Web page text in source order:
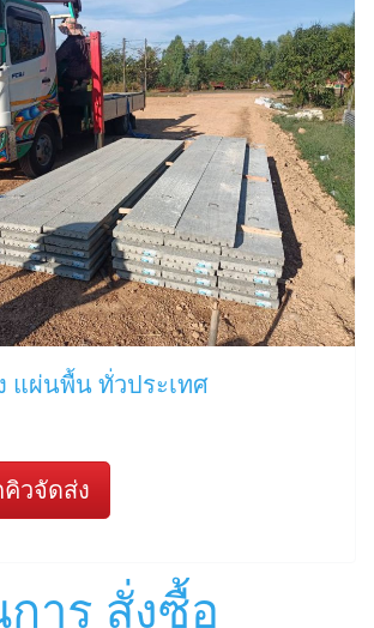
แผ่นพื้น ทั่วประเทศ
วจัดส่ง
าร สั่งซื้อ